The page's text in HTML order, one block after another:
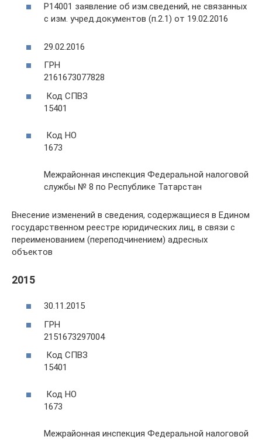
Р14001 заявление об изм.сведений, не связанных
с изм. учред.документов (п.2.1) от 19.02.2016
29.02.2016
ГРН
2161673077828
Код СПВЗ
15401
Код НО
1673
Межрайонная инспекция Федеральной налоговой
службы № 8 по Республике Татарстан
Внесение изменений в сведения, содержащиеся в Едином
государственном реестре юридических лиц, в связи с
переименованием (переподчинением) адресных
объектов
2015
30.11.2015
ГРН
2151673297004
Код СПВЗ
15401
Код НО
1673
Межрайонная инспекция Федеральной налоговой